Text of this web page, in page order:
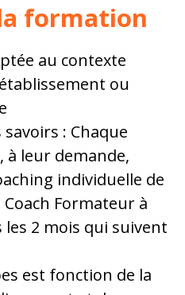
formation
au contexte
ou
: Chaque
à leur demande,
individuelle de
Formateur à
2 mois qui suivent
est fonction de la